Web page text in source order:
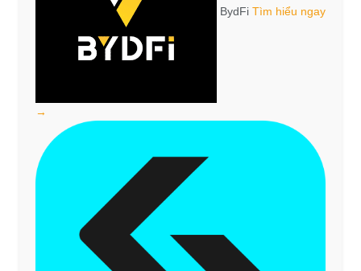
BydFi Tìm hiểu ngay
→